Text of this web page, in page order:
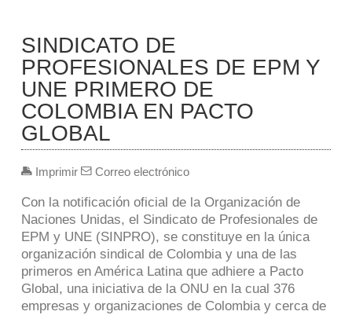
SINDICATO DE
PROFESIONALES DE EPM Y
UNE PRIMERO DE
COLOMBIA EN PACTO
GLOBAL
Imprimir Correo electrónico
Con la notificación oficial de la Organización de
Naciones Unidas, el Sindicato de Profesionales de
EPM y UNE (SINPRO), se constituye en la única
organización sindical de Colombia y una de las
primeros en América Latina que adhiere a Pacto
Global, una iniciativa de la ONU en la cual 376
empresas y organizaciones de Colombia y cerca de